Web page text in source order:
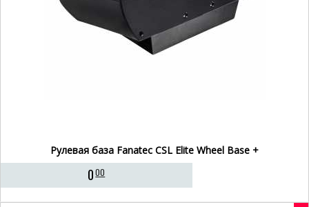
Рулевая база Fanatec CSL Elite Wheel Base +
000